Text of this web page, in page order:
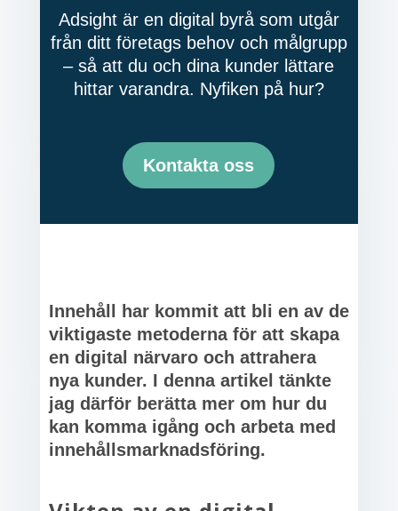
Adsight är en digital byrå som utgår
från ditt företags behov och målgrupp
– så att du och dina kunder lättare
hittar varandra. Nyfiken på hur?
Kontakta oss
Innehåll har kommit att bli en av de
viktigaste metoderna för att skapa
en digital närvaro och attrahera
nya kunder. I denna artikel tänkte
jag därför berätta mer om hur du
kan komma igång och arbeta med
innehållsmarknadsföring.